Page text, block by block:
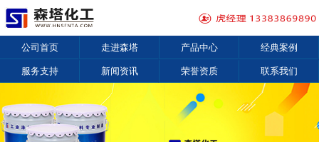
公司首页 走进森塔 产品中心 经典案例
服务支持 新闻资讯 荣誉资质 联系我们